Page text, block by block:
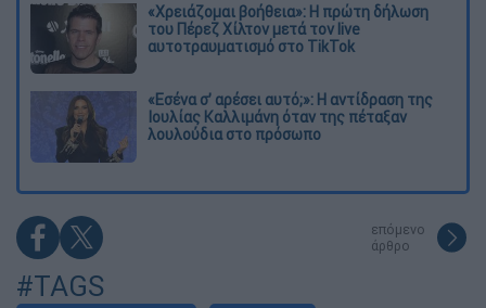
«Χρειάζομαι βοήθεια»: Η πρώτη δήλωση
του Πέρεζ Χίλτον μετά τον live
αυτοτραυματισμό στο TikTok
«Εσένα σ’ αρέσει αυτό;»: Η αντίδραση της
Ιουλίας Καλλιμάνη όταν της πέταξαν
λουλούδια στο πρόσωπο
επόμενο
άρθρο
#TAGS